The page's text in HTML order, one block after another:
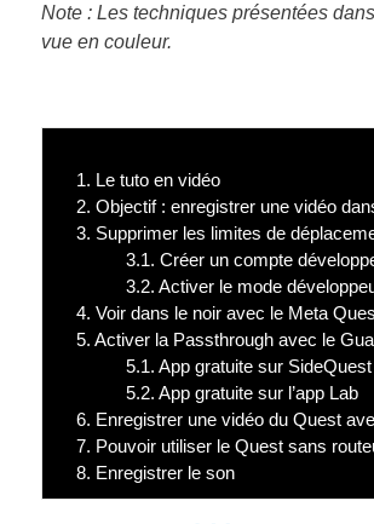
Note : Les techniques présentées
vue en couleur.
1. Le tuto en vidéo
2. Objectif : enregistrer une vidéo
3. Supprimer les limites de
3.1. Créer un compte
3.2. Activer le mode
4. Voir dans le noir avec le Meta
5. Activer la Passthrough avec le
5.1. App gratuite sur SideQuest
5.2. App gratuite sur l’app Lab
6. Enregistrer une vidéo du Quest
7. Pouvoir utiliser le Quest sans
8. Enregistrer le son